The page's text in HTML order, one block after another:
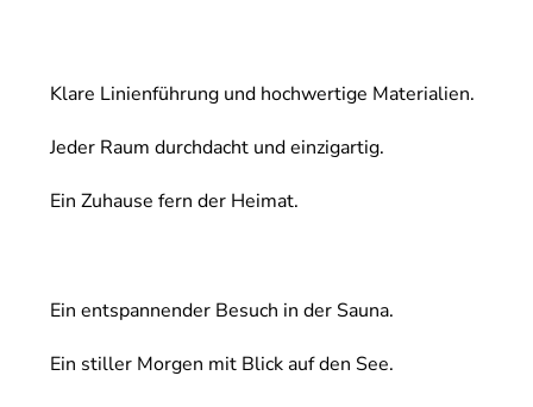
Klare Linienführung und hochwertige Materialien.
Jeder Raum durchdacht und einzigartig.
Ein Zuhause fern der Heimat.
Ein entspannender Besuch in der Sauna.
Ein stiller Morgen mit Blick auf den See.